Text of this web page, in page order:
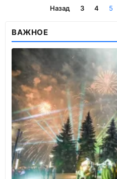
Назад 3 4 5
ВАЖНОЕ